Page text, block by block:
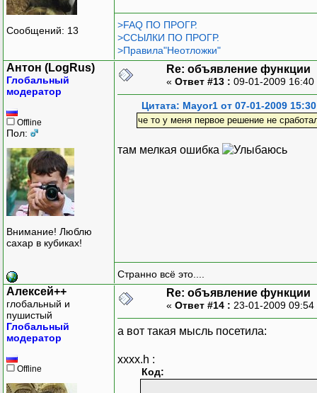
Сообщений: 13
>FAQ ПО ПРОГР.
>ССЫЛКИ ПО ПРОГР.
>Правила"Неотложки"
Антон (LogRus)
Глобальный
модератор
Offline
Пол:
Внимание! Люблю
сахар в кубиках!
Re: объявление функции
« Ответ #13 : 09-01-2009
Цитата: Mayor1 от 07-01-2009 15:30
че то у меня первое решение не
там мелкая ошибка
Странно всё это....
Алексей++
глобальный и
пушистый
Глобальный
модератор
Offline
Re: объявление функции
« Ответ #14 : 23-01-2009
а вот такая мысль посетила:
xxxx.h :
Код: